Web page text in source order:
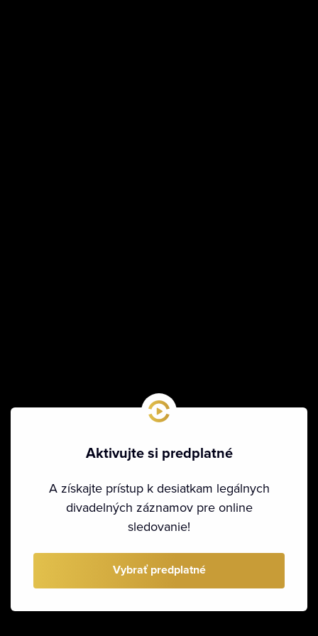
Aktivujte si predplatné
A získajte prístup k desiatkam legálnych
divadelných záznamov pre online
sledovanie!
Vybrať predplatné